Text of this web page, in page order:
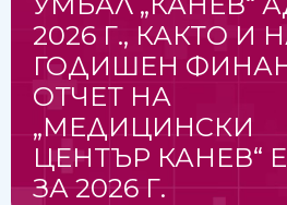
2026 Г., КАКТО И
ГОДИШЕН
ОТЧЕТ НА
„МЕДИЦИНСКИ
ЦЕНТЪР КАНЕВ“
ЗА 2026 Г.